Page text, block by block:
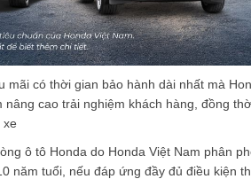
có thời gian bảo hành dài nhất mà
cao trải nghiệm khách hàng, đồng
xe
ô tô Honda do Honda Việt Nam phân
năm tuổi, nếu đáp ứng đầy đủ điều kiện